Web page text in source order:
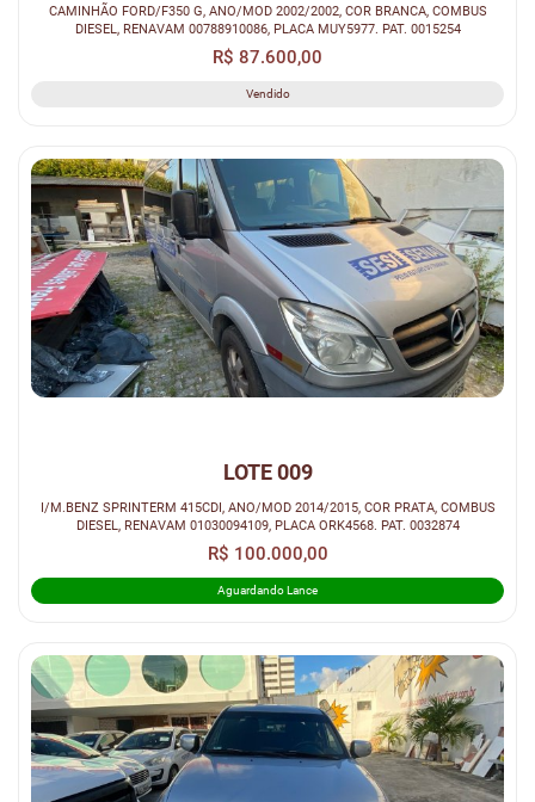
CAMINHÃO FORD/F350 G, ANO/MOD 2002/2002, COR BRANCA, COMBUS
DIESEL, RENAVAM 00788910086, PLACA MUY5977. PAT. 0015254
R$ 87.600,00
Vendido
LOTE 009
I/M.BENZ SPRINTERM 415CDI, ANO/MOD 2014/2015, COR PRATA, COMBUS
DIESEL, RENAVAM 01030094109, PLACA ORK4568. PAT. 0032874
R$ 100.000,00
Aguardando Lance